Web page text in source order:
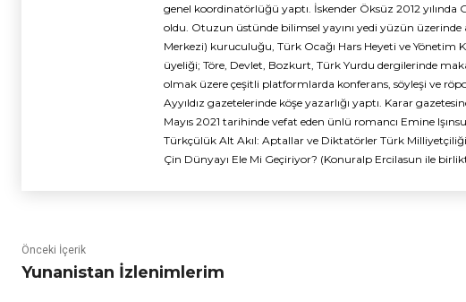
genel koordinatörlüğü yaptı. İskender Öksüz 2012
oldu. Otuzun üstünde bilimsel yayını yedi yüzün
Merkezi) kuruculuğu, Türk Ocağı Hars Heyeti ve
üyeliği; Töre, Devlet, Bozkurt, Türk Yurdu dergilerinde
olmak üzere çeşitli platformlarda konferans, söyleşi ve
Ayyıldız gazetelerinde köşe yazarlığı yaptı. Karar
Mayıs 2021 tarihinde vefat eden ünlü romancı Emine
Türkçülük Alt Akıl: Aptallar ve Diktatörler Türk
Çin Dünyayı Ele Mi Geçiriyor? (Konuralp Ercilasun ile
Önceki İçerik
Yunanistan İzlenimlerim